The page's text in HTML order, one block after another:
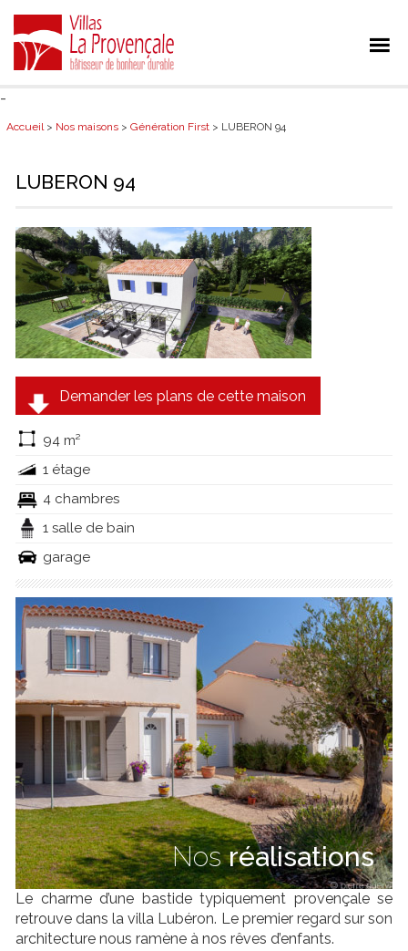
-
Accueil> Nos maisons > Génération First > LUBERON 94
LUBERON 94
Demander les plans de cette maison
94 m²
1 étage
4 chambres
1 salle de bain
garage
Nosréalisations
Le charme d’une bastide typiquement provençale se
retrouve dans la villa Lubéron. Le premier regard sur son
architecture nous ramène à nos rêves d’enfants.